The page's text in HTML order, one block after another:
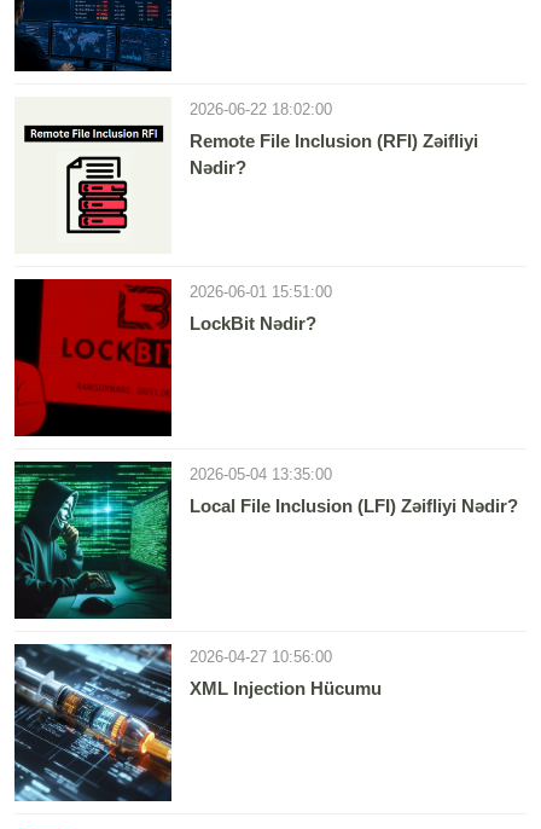
2026-06-22 18:02:00
Remote File Inclusion (RFI) Zəifliyi
Nədir?
2026-06-01 15:51:00
LockBit Nədir?
2026-05-04 13:35:00
Local File Inclusion (LFI) Zəifliyi Nədir?
2026-04-27 10:56:00
XML Injection Hücumu